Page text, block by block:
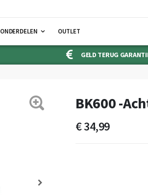
ONDERDELEN OUTLET
GELD TERUG
BK600 -
€ 34,99